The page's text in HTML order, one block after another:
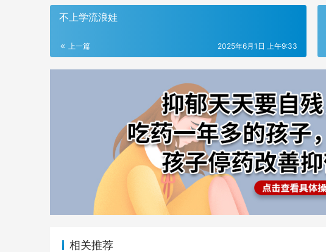
不上学流浪娃
上一篇 2025年6月1日 上午9:33
相关推荐